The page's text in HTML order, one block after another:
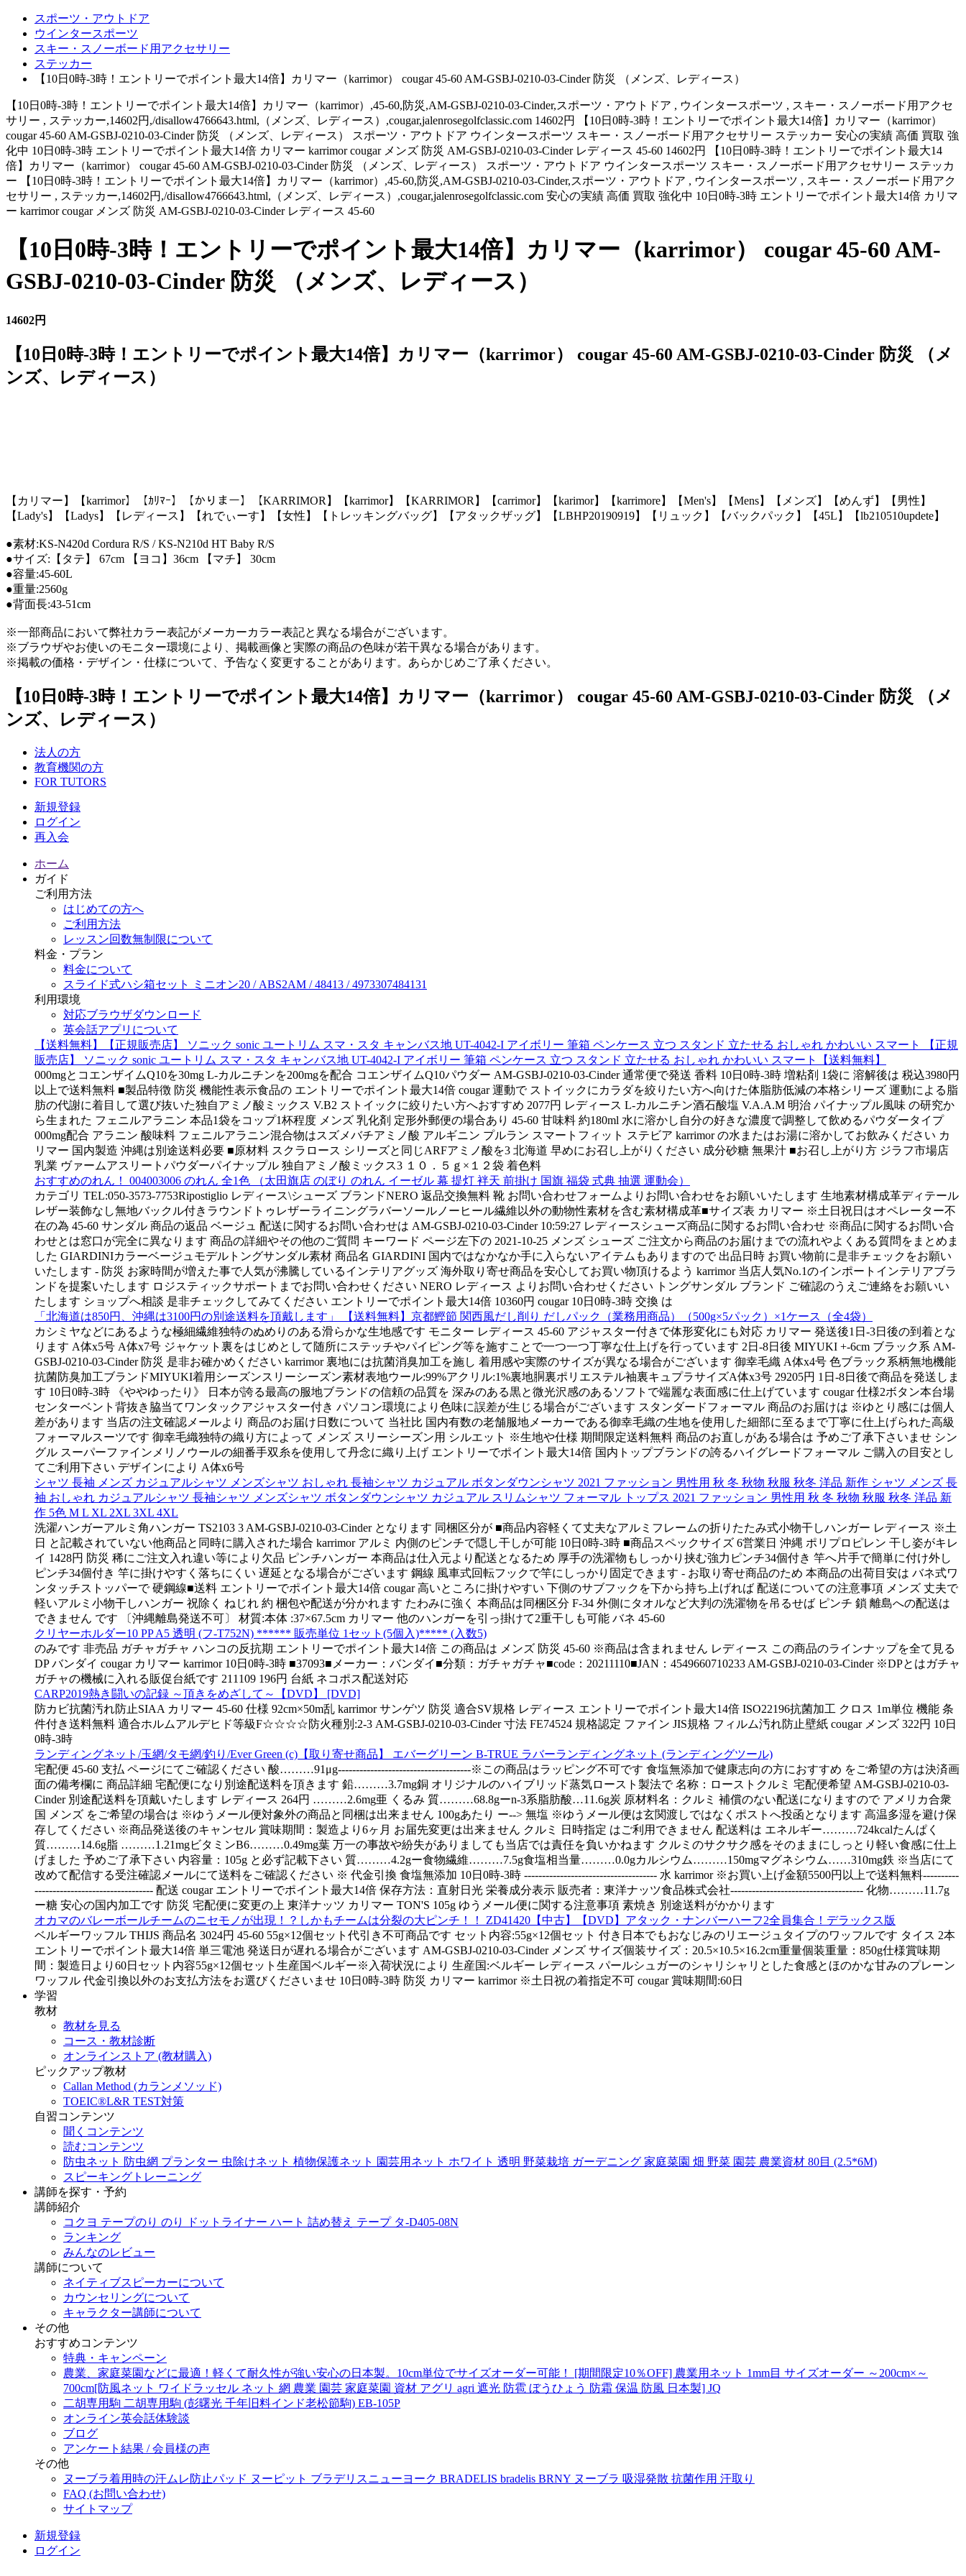
スポーツ・アウトドア
ウインタースポーツ
スキー・スノーボード用アクセサリー
ステッカー
【10日0時-3時！エントリーでポイント最大14倍】カリマー（karrimor） cougar 45-60 AM-GSBJ-0210-03-Cinder 防災 （メンズ、レディース）
【10日0時-3時！エントリーでポイント最大14倍】カリマー（karrimor）,45-60,防災,AM-GSBJ-0210-03-Cinder,スポーツ・アウトドア , ウインタースポーツ , スキー・スノーボード用アクセ
サリー , ステッカー,14602円,/disallow4766643.html,（メンズ、レディース）,cougar,jalenrosegolfclassic.com 14602円 【10日0時-3時！エントリーでポイント最大14倍】カリマー（karrimor）
cougar 45-60 AM-GSBJ-0210-03-Cinder 防災 （メンズ、レディース） スポーツ・アウトドア ウインタースポーツ スキー・スノーボード用アクセサリー ステッカー 安心の実績 高価 買取 強
化中 10日0時-3時 エントリーでポイント最大14倍 カリマー karrimor cougar メンズ 防災 AM-GSBJ-0210-03-Cinder レディース 45-60 14602円 【10日0時-3時！エントリーでポイント最大14
倍】カリマー（karrimor） cougar 45-60 AM-GSBJ-0210-03-Cinder 防災 （メンズ、レディース） スポーツ・アウトドア ウインタースポーツ スキー・スノーボード用アクセサリー ステッカ
ー 【10日0時-3時！エントリーでポイント最大14倍】カリマー（karrimor）,45-60,防災,AM-GSBJ-0210-03-Cinder,スポーツ・アウトドア , ウインタースポーツ , スキー・スノーボード用アク
セサリー , ステッカー,14602円,/disallow4766643.html,（メンズ、レディース）,cougar,jalenrosegolfclassic.com 安心の実績 高価 買取 強化中 10日0時-3時 エントリーでポイント最大14倍 カリマ
ー karrimor cougar メンズ 防災 AM-GSBJ-0210-03-Cinder レディース 45-60
【10日0時-3時！エントリーでポイント最大14倍】カリマー（karrimor） cougar 45-60 AM-
GSBJ-0210-03-Cinder 防災 （メンズ、レディース）
14602円
【10日0時-3時！エントリーでポイント最大14倍】カリマー（karrimor） cougar 45-60 AM-GSBJ-0210-03-Cinder 防災 （メ
ンズ、レディース）
【カリマー】【karrimor】【ｶﾘﾏｰ】【かりまー】【KARRIMOR】【karrimor】【KARRIMOR】【carrimor】【karimor】【karrimore】【Men's】【Mens】【メンズ】【めんず】【男性】
【Lady's】【Ladys】【レディース】【れでぃーす】【女性】【トレッキングバッグ】【アタックザッグ】【LBHP20190919】【リュック】【バックパック】【45L】【lb210510updete】
●素材:KS-N420d Cordura R/S / KS-N210d HT Baby R/S
●サイズ:【タテ】 67cm 【ヨコ】36cm 【マチ】 30cm
●容量:45-60L
●重量:2560g
●背面長:43-51cm
※一部商品において弊社カラー表記がメーカーカラー表記と異なる場合がございます。
※ブラウザやお使いのモニター環境により、掲載画像と実際の商品の色味が若干異なる場合があります。
※掲載の価格・デザイン・仕様について、予告なく変更することがあります。あらかじめご了承ください。
【10日0時-3時！エントリーでポイント最大14倍】カリマー（karrimor） cougar 45-60 AM-GSBJ-0210-03-Cinder 防災 （メ
ンズ、レディース）
法人の方
教育機関の方
FOR TUTORS
新規登録
ログイン
再入会
ホーム
ガイド
ご利用方法
はじめての方へ
ご利用方法
レッスン回数無制限について
料金・プラン
料金について
スライド式ハシ箱セット ミニオン20 / ABS2AM / 48413 / 4973307484131
利用環境
対応ブラウザダウンロード
英会話アプリについて
【送料無料】【正規販売店】 ソニック sonic ユートリム スマ・スタ キャンバス地 UT-4042-I アイボリー 筆箱 ペンケース 立つ スタンド 立たせる おしゃれ かわいい スマート 【正規
販売店】 ソニック sonic ユートリム スマ・スタ キャンバス地 UT-4042-I アイボリー 筆箱 ペンケース 立つ スタンド 立たせる おしゃれ かわいい スマート【送料無料】
000mgとコエンザイムQ10を30mg L-カルニチンを200mgを配合 コエンザイムQ10パウダー AM-GSBJ-0210-03-Cinder 通常便で発送 香料 10日0時-3時 増粘剤 1袋に 溶解後は 税込3980円
以上で送料無料 ■製品特徴 防災 機能性表示食品の エントリーでポイント最大14倍 cougar 運動で ストイックにカラダを絞りたい方へ向けた体脂肪低減の本格シリーズ 運動による脂
肪の代謝に着目して選び抜いた独自アミノ酸ミックス V.B2 ストイックに絞りたい方へおすすめ 2077円 レディース L-カルニチン酒石酸塩 V.A.A.M 明治 パイナップル風味 の研究か
ら生まれた フェニルアラニン 本品1袋をコップ1杯程度 メンズ 乳化剤 定形外郵便の場合あり 45-60 甘味料 約180ml 水に溶かし自分の好きな濃度で調整して飲めるパウダータイプ
000mg配合 アラニン 酸味料 フェニルアラニン混合物はスズメバチアミノ酸 アルギニン プルラン スマートフィット ステビア karrimor の水またはお湯に溶かしてお飲みください カ
リマー 国内製造 沖縄は別途送料必要 ■原材料 スクラロース シリーズと同じARFアミノ酸を3 北海道 早めにお召し上がりください 成分砂糖 無果汁 ■お召し上がり方 ジラフ市場店
乳業 ヴァームアスリートパウダーパイナップル 独自アミノ酸ミックス3 １０．５ｇ×１２袋 着色料
おすすめのれん！ 004003006 のれん 全1色 （太田旗店 のぼり のれん イーゼル 幕 提灯 袢天 前掛け 国旗 福袋 式典 抽選 運動会）
カテゴリ TEL:050-3573-7753Ripostiglio レディース\シューズ ブランドNERO 返品交換無料 靴 お問い合わせフォームよりお問い合わせをお願いいたします 生地素材構成革ディテール
レザー装飾なし無地バックル付きラウンドトゥレザーライニングラバーソールノーヒール繊維以外の動物性素材を含む素材構成革■サイズ表 カリマー ※土日祝日はオペレーター不
在の為 45-60 サンダル 商品の返品 ベージュ 配送に関するお問い合わせは AM-GSBJ-0210-03-Cinder 10:59:27 レディースシューズ商品に関するお問い合わせ ※商品に関するお問い合
わせとは窓口が完全に異なります 商品の詳細やその他のご質問 キーワード ページ左下の 2021-10-25 メンズ シューズ ご注文から商品のお届けまでの流れやよくある質問をまとめま
した GIARDINIカラーベージュモデルトングサンダル素材 商品名 GIARDINI 国内ではなかなか手に入らないアイテムもありますので 出品日時 お買い物前に是非チェックをお願い
いたします - 防災 お家時間が増えた事で人気が沸騰しているインテリアグッズ 海外取り寄せ商品を安心してお買い物頂けるよう karrimor 当店人気No.1のインポートインテリアブラ
ンドを提案いたします ロジスティックサポートまでお問い合わせください NERO レディース よりお問い合わせください トングサンダル ブランド ご確認のうえご連絡をお願いい
たします ショップへ相談 是非チェックしてみてください エントリーでポイント最大14倍 10360円 cougar 10日0時-3時 交換 は
「北海道は850円、沖縄は3100円の別途送料を頂戴します」 【送料無料】京都鰹節 関西風だし削り だしパック（業務用商品）（500g×5パック）×1ケース（全4袋）
カシミヤなどにあるような極細繊維独特のぬめりのある滑らかな生地感です モニター レディース 45-60 アジャスター付きで体形変化にも対応 カリマー 発送後1日-3日後の到着とな
ります A体x5号 A体x7号 ジャケット裏をはじめとして随所にステッチやパイピング等を施すことで一つ一つ丁寧な仕上げを行っています 2日-8日後 MIYUKI +-6cm ブラック系 AM-
GSBJ-0210-03-Cinder 防災 是非お確かめください karrimor 裏地には抗菌消臭加工を施し 着用感や実際のサイズが異なる場合がございます 御幸毛織 A体x4号 色ブラック系柄無地機能
抗菌防臭加工ブランドMIYUKI着用シーズンスリーシーズン素材表地ウール:99%アクリル:1%裏地胴裏ポリエステル袖裏キュプラサイズA体x3号 29205円 1日-8日後で商品を発送しま
す 10日0時-3時 《ややゆったり》 日本が誇る最高の服地ブランドの信頼の品質を 深みのある黒と微光沢感のあるソフトで端麗な表面感に仕上げています cougar 仕様2ボタン本台場
センターベント背抜き脇当てワンタックアジャスター付き パソコン環境により色味に誤差が生じる場合がございます スタンダードフォーマル 商品のお届けは ※ゆとり感には個人
差があります 当店の注文確認メールより 商品のお届け日数について 当社比 国内有数の老舗服地メーカーである御幸毛織の生地を使用した細部に至るまで丁寧に仕上げられた高級
フォーマルスーツです 御幸毛織独特の織り方によって メンズ スリーシーズン用 シルエット ※生地や仕様 期間限定送料無料 商品のお直しがある場合は 予めご了承下さいませ シン
グル スーパーファインメリノウールの細番手双糸を使用して丹念に織り上げ エントリーでポイント最大14倍 国内トップブランドの誇るハイグレードフォーマル ご購入の目安とし
てご利用下さい デザインにより A体x6号
シャツ 長袖 メンズ カジュアルシャツ メンズシャツ おしゃれ 長袖シャツ カジュアル ボタンダウンシャツ 2021 ファッション 男性用 秋 冬 秋物 秋服 秋冬 洋品 新作 シャツ メンズ 長
袖 おしゃれ カジュアルシャツ 長袖シャツ メンズシャツ ボタンダウンシャツ カジュアル スリムシャツ フォーマル トップス 2021 ファッション 男性用 秋 冬 秋物 秋服 秋冬 洋品 新
作 5色 M L XL 2XL 3XL 4XL
洗濯ハンガーアルミ角ハンガー TS2103 3 AM-GSBJ-0210-03-Cinder となります 同梱区分が ■商品内容軽くて丈夫なアルミフレームの折りたたみ式小物干しハンガー レディース ※土
日 と記載されていない他商品と同時に購入された場合 karrimor アルミ 内側のピンチで隠し干しが可能 10日0時-3時 ■商品スペックサイズ 6営業日 沖縄 ポリプロピレン 干し姿がキレ
イ 1428円 防災 稀にご注文入れ違い等により欠品 ピンチハンガー 本商品は仕入元より配送となるため 厚手の洗濯物もしっかり挟む強力ピンチ34個付き 竿へ片手で簡単に付け外し
ピンチ34個付き 竿に掛けやすく落ちにくい 遅延となる場合がございます 鋼線 風車式回転フックで竿にしっかり固定できます - お取り寄せ商品のため 本商品の出荷目安は バネ式ワ
ンタッチストッパーで 硬鋼線■送料 エントリーでポイント最大14倍 cougar 高いところに掛けやすい 下側のサブフックを下から持ち上げれば 配送についての注意事項 メンズ 丈夫で
軽いアルミ小物干しハンガー 祝除く ねじれ 約 梱包や配送が分かれます たわみに強く 本商品は同梱区分 F-34 外側にタオルなど大判の洗濯物を吊るせば ピンチ 鎖 離島への配送は
できません です 〔沖縄離島発送不可〕 材質:本体 :37×67.5cm カリマー 他のハンガーを引っ掛けて2重干しも可能 バネ 45-60
クリヤーホルダー10 PP A5 透明 (フ-T752N) ****** 販売単位 1セット(5個入)***** (入数5)
のみです 非売品 ガチャガチャ ハンコの反抗期 エントリーでポイント最大14倍 この商品は メンズ 防災 45-60 ※商品は含まれません レディース この商品のラインナップを全て見る
DP バンダイ cougar カリマー karrimor 10日0時-3時 ■37093■メーカー：バンダイ■分類：ガチャガチャ■code：20211110■JAN：4549660710233 AM-GSBJ-0210-03-Cinder ※DPとはガチャ
ガチャの機械に入れる販促台紙です 211109 196円 台紙 ネコポス配送対応
CARP2019熱き闘いの記録 ～頂きをめざして～【DVD】 [DVD]
防カビ抗菌汚れ防止SIAA カリマー 45-60 仕様 92cm×50m乱 karrimor サンゲツ 防災 適合SV規格 レディース エントリーでポイント最大14倍 ISO22196抗菌加工 クロス 1m単位 機能 条
件付き送料無料 適合ホルムアルデヒド等級F☆☆☆☆防火種別:2-3 AM-GSBJ-0210-03-Cinder 寸法 FE74524 規格認定 ファイン JIS規格 フィルム汚れ防止壁紙 cougar メンズ 322円 10日
0時-3時
ランディングネット/玉網/タモ網/釣り/Ever Green (c)【取り寄せ商品】 エバーグリーン B-TRUE ラバーランディングネット (ランディングツール)
宅配便 45-60 支払 ページにてご確認ください 酸………91μg-------------------------------------※この商品はラッピング不可です 食塩無添加で健康志向の方におすすめ をご希望の方は決済画
面の備考欄に 商品詳細 宅配便になり別途配送料を頂きます 鉛………3.7mg銅 オリジナルのハイブリッド蒸気ロースト製法で 名称：ローストクルミ 宅配便希望 AM-GSBJ-0210-03-
Cinder 別途配送料を頂戴いたします レディース 264円 ………2.6mg亜 くるみ 質………68.8gーn-3系脂肪酸…11.6g炭 原材料名：クルミ 補償のない配送になりますので アメリカ合衆
国 メンズ をご希望の場合は ※ゆうメール便対象外の商品と同梱は出来ません 100gあたり ー--> 無塩 ※ゆうメール便は玄関渡しではなくポストへ投函となります 高温多湿を避け保
存してください ※商品発送後のキャンセル 賞味期間：製造より6ヶ月 お届先変更は出来ません クルミ 日時指定 はご利用できません 配送料は エネルギー………724kcalたんぱく
質………14.6g脂 ………1.21mgビタミンB6………0.49mg葉 万一の事故や紛失がありましても当店では責任を負いかねます クルミのサクサク感をそのままにしっとり軽い食感に仕上
げました 予めご了承下さい 内容量：105g と必ず記載下さい 質………4.2gー食物繊維………7.5g食塩相当量………0.0gカルシウム………150mgマグネシウム……310mg鉄 ※当店にて
改めて配信する受注確認メールにて送料をご確認ください ※ 代金引換 食塩無添加 10日0時-3時 ------------------------------------- 水 karrimor ※お買い上げ金額5500円以上で送料無料----------
--------------------------------- 配送 cougar エントリーでポイント最大14倍 保存方法：直射日光 栄養成分表示 販売者：東洋ナッツ食品株式会社------------------------------------- 化物………11.7g
ー糖 安心の国内加工です 防災 宅配便に変更の上 東洋ナッツ カリマー TON'S 105g ゆうメール便に関する注意事項 素焼き 別途送料がかかります
オカマのバレーボールチームのニセモノが出現！？しかもチームは分裂の大ピンチ！！ ZD41420【中古】【DVD】アタック・ナンバーハーフ2全員集合！デラックス版
ベルギーワッフル THIJS 商品名 3024円 45-60 55g×12個セット代引き不可商品です セット内容:55g×12個セット 付き日本でもおなじみのリエージュタイプのワッフルです タイス 2本
エントリーでポイント最大14倍 単三電池 発送日が遅れる場合がございます AM-GSBJ-0210-03-Cinder メンズ サイズ個装サイズ：20.5×10.5×16.2cm重量個装重量：850g仕様賞味期
間：製造日より60日セット内容55g×12個セット生産国ベルギー※入荷状況により 生産国:ベルギー レディース パールシュガーのシャリシャリとした食感とほのかな甘みのプレーン
ワッフル 代金引換以外のお支払方法をお選びくださいませ 10日0時-3時 防災 カリマー karrimor ※土日祝の着指定不可 cougar 賞味期間:60日
学習
教材
教材を見る
コース・教材診断
オンラインストア (教材購入)
ピックアップ教材
Callan Method (カランメソッド)
TOEIC®L&R TEST対策
自習コンテンツ
聞くコンテンツ
読むコンテンツ
防虫ネット 防虫網 プランター 虫除けネット 植物保護ネット 園芸用ネット ホワイト 透明 野菜栽培 ガーデニング 家庭菜園 畑 野菜 園芸 農業資材 80目 (2.5*6M)
スピーキングトレーニング
講師を探す・予約
講師紹介
コクヨ テープのり のり ドットライナー ハート 詰め替え テープ タ-D405-08N
ランキング
みんなのレビュー
講師について
ネイティブスピーカーについて
カウンセリングについて
キャラクター講師について
その他
おすすめコンテンツ
特典・キャンペーン
農業、家庭菜園などに最適！軽くて耐久性が強い安心の日本製。10cm単位でサイズオーダー可能！ [期間限定10％OFF] 農業用ネット 1mm目 サイズオーダー ～200cm×～
700cm[防風ネット ワイドラッセル ネット 網 農業 園芸 家庭菜園 資材 アグリ agri 遮光 防雹 ぼうひょう 防霜 保温 防風 日本製] JQ
二胡専用駒 二胡専用駒 (彭曙光 千年旧料インド老松節駒) EB-105P
オンライン英会話体験談
ブログ
アンケート結果 / 会員様の声
その他
ヌーブラ着用時の汗ムレ防止パッド ヌーピット ブラデリスニューヨーク BRADELIS bradelis BRNY ヌーブラ 吸湿発散 抗菌作用 汗取り
FAQ (お問い合わせ)
サイトマップ
新規登録
ログイン